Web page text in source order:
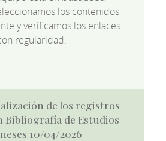
los contenidos
y verificamos los enlaces
regularidad.
de los registros
Bibliografía de Estudios
10/04/2026